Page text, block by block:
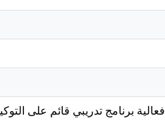
فعالية برنامج تدريبي قائم على